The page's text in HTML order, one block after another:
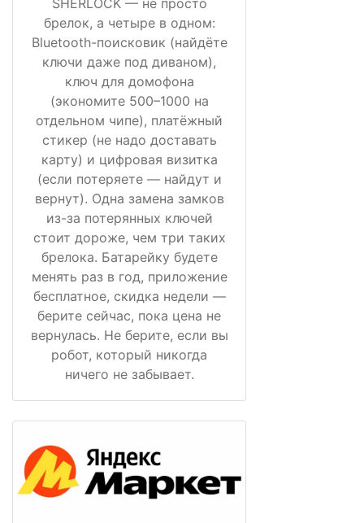
SHERLOCK — не просто
брелок, а четыре в одном:
Bluetooth-поисковик (найдёте
ключи даже под диваном),
ключ для домофона
(экономите 500–1000 на
отдельном чипе), платёжный
стикер (не надо доставать
карту) и цифровая визитка
(если потеряете — найдут и
вернут). Одна замена замков
из-за потерянных ключей
стоит дороже, чем три таких
брелока. Батарейку будете
менять раз в год, приложение
бесплатное, скидка недели —
берите сейчас, пока цена не
вернулась. Не берите, если вы
робот, который никогда
ничего не забывает.